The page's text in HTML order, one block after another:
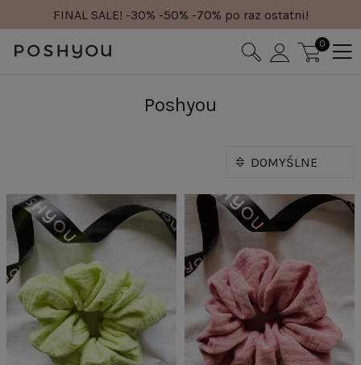
FINAL SALE! -30% -50% -70% po raz ostatni!
0
Poshyou